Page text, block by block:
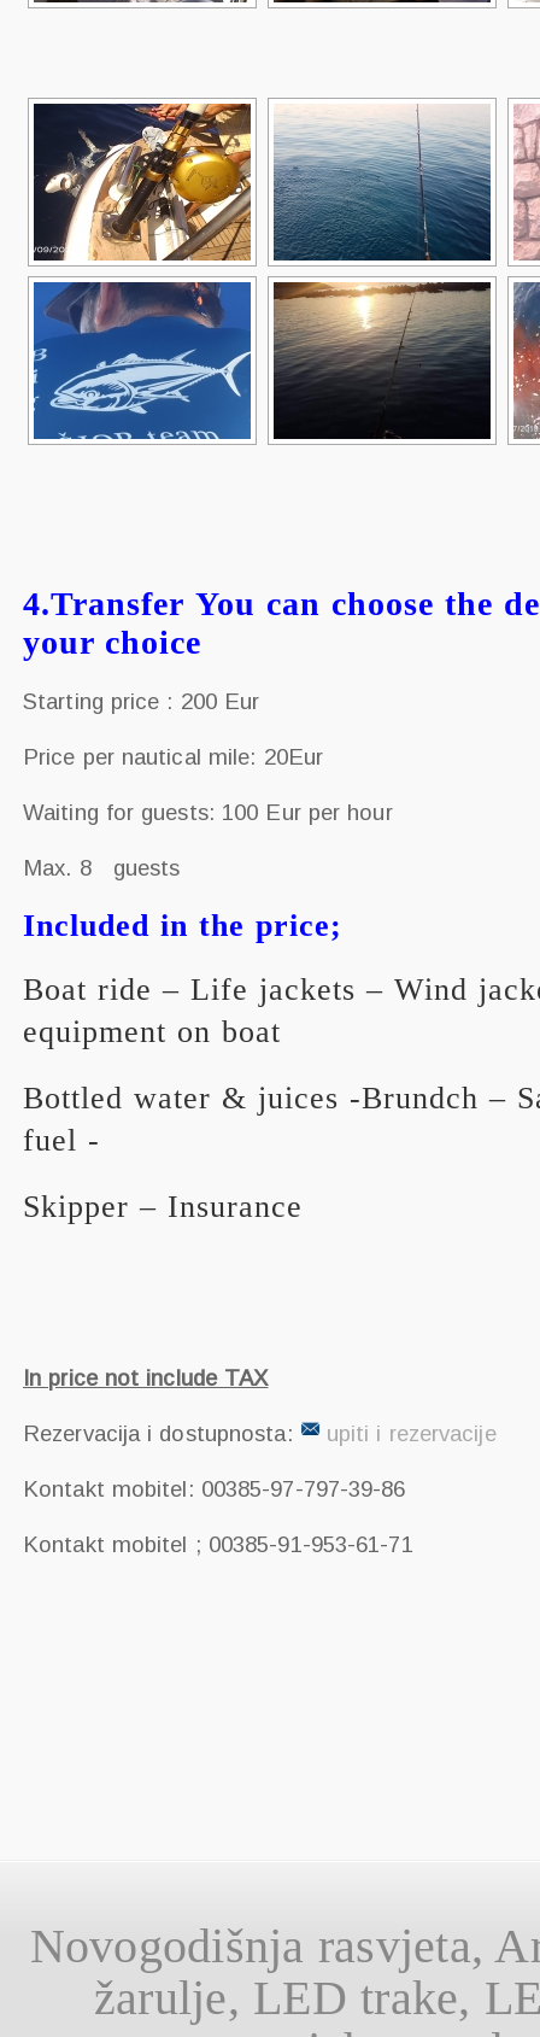
4.Transfer You can choose the
your choice
Starting price : 200 Eur
Price per nautical mile: 20Eur
Waiting for guests: 100 Eur per hour
Max. 8 guests
Included in the price;
Boat ride – Life jackets – Wind
equipment on boat
Bottled water & juices -Brundch –
fuel -
Skipper – Insurance
In price not include TAX
Rezervacija i dostupnosta: upiti i rezervacije
Kontakt mobitel: 00385-97-797-39-86
Kontakt mobitel ; 00385-91-953-61-71
Novogodišnja rasvjeta,
žarulje, LED trake,